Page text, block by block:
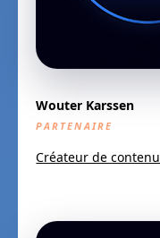
Wouter Karssen
PARTENAIRE
Créateur de contenu